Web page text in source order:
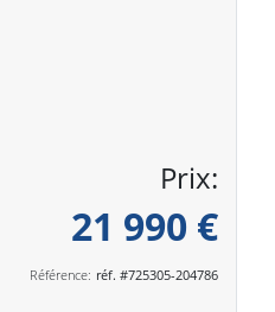
Prix:
21 990 €
Référence: réf. #725305-204786